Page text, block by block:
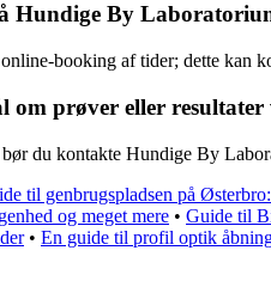
Hundige By
booking af tider; dette kan
om prøver eller
du kontakte Hundige By
til genbrugspladsen på
og meget mere • Guide til
• En guide til profil optik